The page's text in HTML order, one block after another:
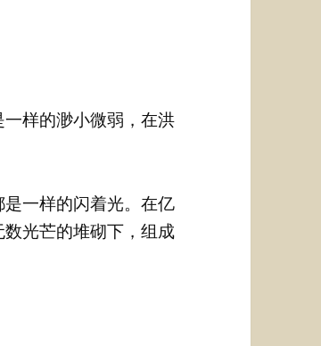
样的渺小微弱，在洪
一样的闪着光。在亿
光芒的堆砌下，组成